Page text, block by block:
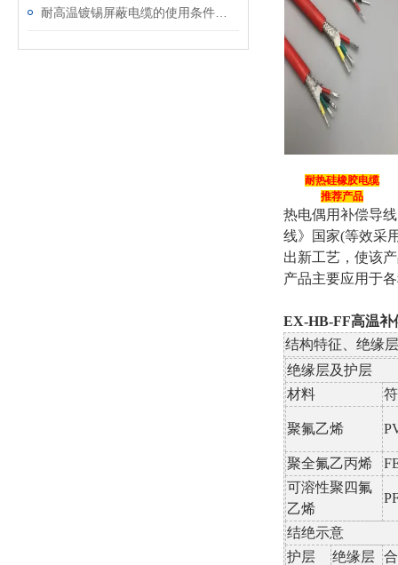
耐热硅橡胶电缆
推荐产品
热电偶用补偿导
线》国家(等效采
出新工艺，使该
产品主要应用于
EX-HB-FF高温补
结构特征、绝缘
绝缘层及护层
材料
聚氟乙烯
聚全氟乙丙烯
可溶性聚四氟
乙烯
结绝示意
护层
绝缘层